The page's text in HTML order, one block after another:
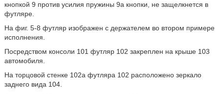
кнопкой 9 против усилия пружины 9a кнопки, не защелкнется в
футляре.
На фиг. 5-8 футляр изображен с держателем во втором примере
исполнения.
Посредством консоли 101 футляр 102 закреплен на крыше 103
автомобиля.
На торцовой стенке 102a футляра 102 расположено зеркало
заднего вида 104.